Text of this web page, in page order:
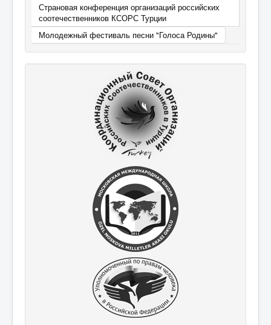
Контакт
Страновая конференция организаций российских
соотечественников КСОРС Турции
Молодежный фестиваль песни "Голоса Родины"